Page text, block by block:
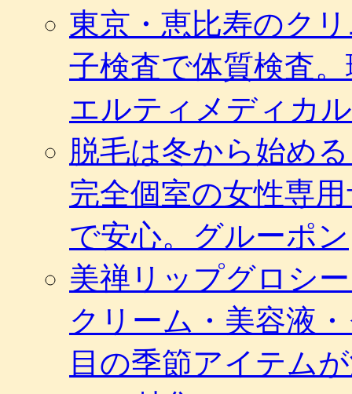
東京・恵比寿のク
子検査で体質検査
エルティメディカ
脱毛は冬から始め
完全個室の女性専
で安心。グルーポン
美禅リップグロシ
クリーム・美容液
目の季節アイテム